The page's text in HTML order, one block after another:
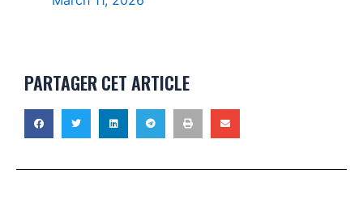
PARTAGER CET ARTICLE